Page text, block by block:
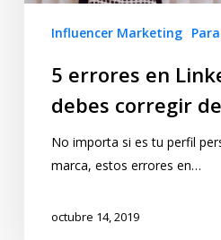
Influencer Marketing
5 errores en
debes corregir
No importa si es tu perfil
marca, estos errores en…
octubre 14, 2019